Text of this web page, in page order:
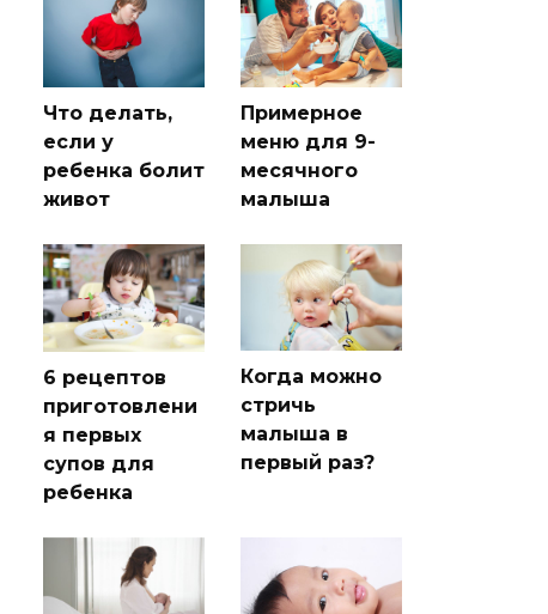
Что делать,
если у
ребенка болит
живот
Примерное
меню для 9-
месячного
малыша
6 рецептов
приготовлени
я первых
супов для
ребенка
Когда можно
стричь
малыша в
первый раз?